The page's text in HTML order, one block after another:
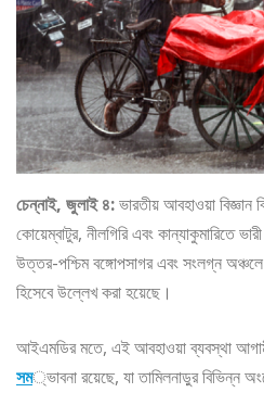
চেন্নাই, জুলাই ৪:ভারতীয় আবহাওয়া
কোয়েম্বাটুর, নীলগিরি এবং কান্যাকুমারিতে
উত্তর-পশ্চিম বঙ্গোপসাগর এবং সংলগ্ন অঞ্চলে
হিসেবে উল্লেখ করা হয়েছে।
আইএমডির মতে, এই আবহাওয়া ব্যবস্থা
সম্ভাবনা রয়েছে, যা তামিলনাড়ুর বিভিন্ন